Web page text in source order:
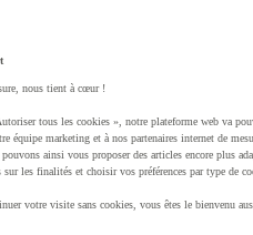
nous tient à cœur !
tous les cookies », notre plateforme web va
équipe marketing et à nos partenaires internet de
pouvons ainsi vous proposer des articles encore plus
les finalités et choisir vos préférences par type de
votre visite sans cookies, vous êtes le bienvenu